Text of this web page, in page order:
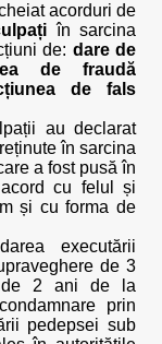
acorduri de
în sarcina
de: dare de
de fraudă
de fals
au declarat
în sarcina
a fost pusă în
cu felul și
și cu forma de
executării
de 3
de 2 ani de la
prin
pedepsei sub